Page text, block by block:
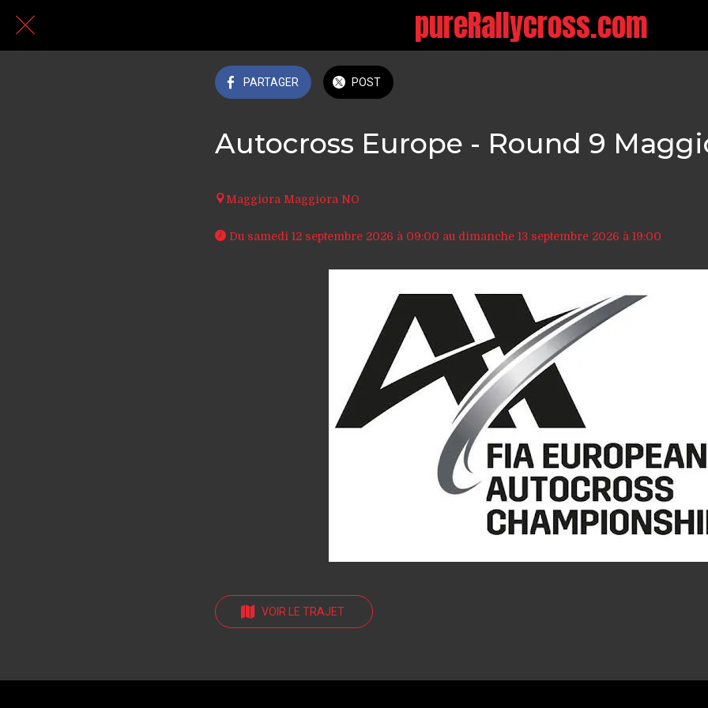
pureRallycross.com
PARTAGER POST
Autocross Europe - Round 9
Maggiora Maggiora NO
Du samedi 12 septembre 2026 à 09:00 au dimanche 13 septembre 2026 à 19:00
VOIR LE TRAJET